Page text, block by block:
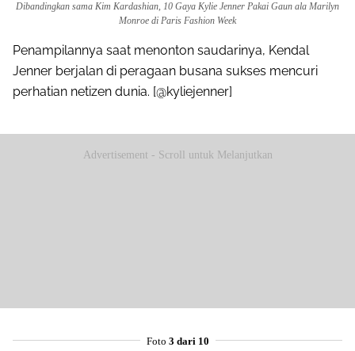
Dibandingkan sama Kim Kardashian, 10 Gaya Kylie Jenner Pakai Gaun ala Marilyn
Monroe di Paris Fashion Week
Penampilannya saat menonton saudarinya, Kendal
Jenner berjalan di peragaan busana sukses mencuri
perhatian netizen dunia. [@kyliejenner]
Advertisement - Scroll untuk Melanjutkan
Foto 3 dari 10